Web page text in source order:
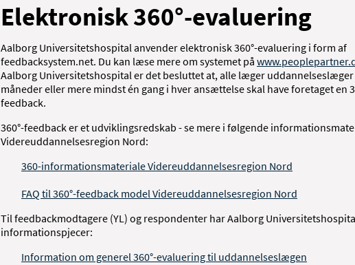
Elektronisk 360°-evaluering
Aalborg Universitetshospital anvender elektronisk 360°-evaluering i form af
feedbacksystem.net. Du kan læse mere om systemet på
Aalborg Universitetshospital er det besluttet at, alle læger uddannelseslæger
måneder eller mere mindst én gang i hver ansættelse skal have foretaget en
feedback.
360°-feedback er et udviklingsredskab - se mere i følgende
Videreuddannelsesregion Nord:
360-informationsmateriale Videreuddannelsesregion Nord
FAQ til 360°-feedback model Videreuddannelsesregion Nord
Til feedbackmodtagere (YL) og respondenter har Aalborg
informationspjecer:
Information om generel 360°-evaluering til uddannelseslægen